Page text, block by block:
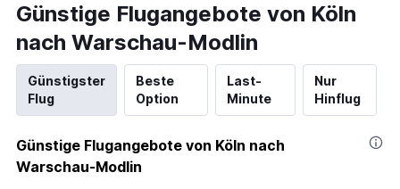
Günstige Flugangebote von Köln
nach Warschau-Modlin
Günstigster
Flug
Beste
Option
Last-
Minute
Nur
Hinflug
Günstige Flugangebote von Köln nach
Warschau-Modlin